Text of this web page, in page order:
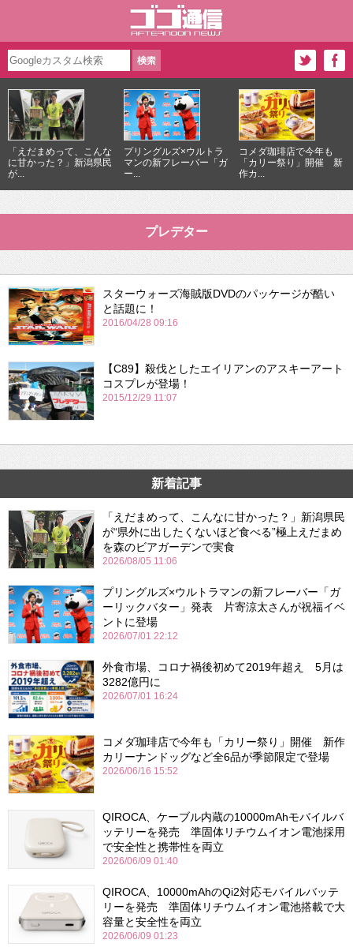
「えだまめって、こんな
に甘かった？」新潟県民
が...
プリングルズ×ウルトラ
マンの新フレーバー「ガ
ー...
コメダ珈琲店で今年も
「カリー祭り」開催 新
作カ...
プレデター
スターウォーズ海賊版DVDのパッケージが酷い
と話題に！
2016/04/28 09:16
【C89】殺伐としたエイリアンのアスキーアート
コスプレが登場！
2015/12/29 11:07
新着記事
「えだまめって、こんなに甘かった？」新潟県民
が“県外に出したくないほど食べる”極上えだまめ
を森のビアガーデンで実食
2026/08/05 11:06
プリングルズ×ウルトラマンの新フレーバー「ガ
ーリックバター」発表 片寄涼太さんが祝福イベ
ントに登場
2026/07/01 22:12
外食市場、コロナ禍後初めて2019年超え 5月は
3282億円に
2026/07/01 16:24
コメダ珈琲店で今年も「カリー祭り」開催 新作
カリーナンドッグなど全6品が季節限定で登場
2026/06/16 15:52
QIROCA、ケーブル内蔵の10000mAhモバイルバ
ッテリーを発売 準固体リチウムイオン電池採用
で安全性と携帯性を両立
2026/06/09 01:40
QIROCA、10000mAhのQi2対応モバイルバッテ
リーを発売 準固体リチウムイオン電池搭載で大
容量と安全性を両立
2026/06/09 01:23